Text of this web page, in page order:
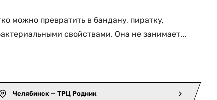
можно превратить в бандану, пиратку,
свойствами. Она не занимает...
Челябинск — ТРЦ Родник